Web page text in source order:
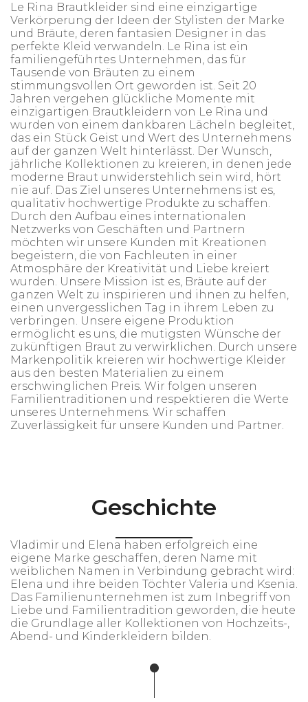
Le Rina Brautkleider sind eine einzigartige
Verkörperung der Ideen der Stylisten der Marke
und Bräute, deren fantasien Designer in das
perfekte Kleid verwandeln. Le Rina ist ein
familiengeführtes Unternehmen, das für
Tausende von Bräuten zu einem
stimmungsvollen Ort geworden ist. Seit 20
Jahren vergehen glückliche Momente mit
einzigartigen Brautkleidern von Le Rina und
wurden von einem dankbaren Lächeln begleitet,
das ein Stück Geist und Wert des Unternehmens
auf der ganzen Welt hinterlässt. Der Wunsch,
jährliche Kollektionen zu kreieren, in denen jede
moderne Braut unwiderstehlich sein wird, hört
nie auf. Das Ziel unseres Unternehmens ist es,
qualitativ hochwertige Produkte zu schaffen.
Durch den Aufbau eines internationalen
Netzwerks von Geschäften und Partnern
möchten wir unsere Kunden mit Kreationen
begeistern, die von Fachleuten in einer
Atmosphäre der Kreativität und Liebe kreiert
wurden. Unsere Mission ist es, Bräute auf der
ganzen Welt zu inspirieren und ihnen zu helfen,
einen unvergesslichen Tag in ihrem Leben zu
verbringen. Unsere eigene Produktion
ermöglicht es uns, die mutigsten Wünsche der
zukünftigen Braut zu verwirklichen. Durch unsere
Markenpolitik kreieren wir hochwertige Kleider
aus den besten Materialien zu einem
erschwinglichen Preis. Wir folgen unseren
Familientraditionen und respektieren die Werte
unseres Unternehmens. Wir schaffen
Zuverlässigkeit für unsere Kunden und Partner.
Geschichte
Vladimir und Elena haben erfolgreich eine
eigene Marke geschaffen, deren Name mit
weiblichen Namen in Verbindung gebracht wird:
Elena und ihre beiden Töchter Valeria und Ksenia.
Das Familienunternehmen ist zum Inbegriff von
Liebe und Familientradition geworden, die heute
die Grundlage aller Kollektionen von Hochzeits-,
Abend- und Kinderkleidern bilden.